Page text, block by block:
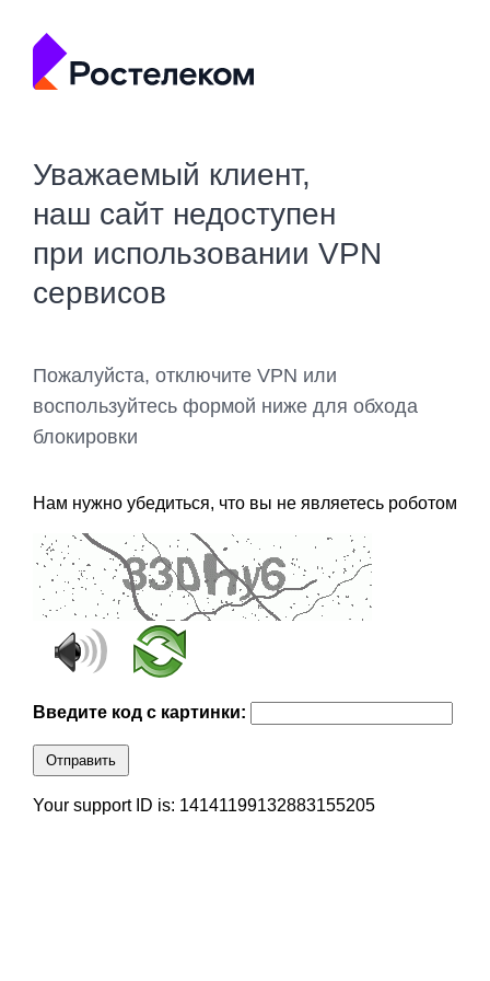
Уважаемый клиент,
наш сайт недоступен
при использовании VPN
сервисов
Пожалуйста, отключите VPN или
воспользуйтесь формой ниже для обхода
блокировки
Нам нужно убедиться, что вы не являетесь роботом
Введите код с картинки:
Отправить
Your support ID is: 14141199132883155205